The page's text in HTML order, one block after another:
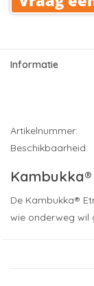
Informatie
Artikelnummer:
Beschikbaarheid:
De Kambukka®
wie onderweg wil